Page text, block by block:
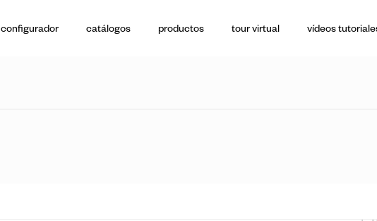
configurador catálogos productos tour virtual vídeos